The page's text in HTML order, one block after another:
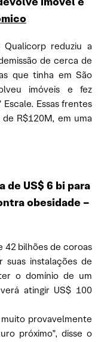
reduziu a
de cerca de
que tinha em São
imóveis e fez
Essas frentes
R$120M, em uma
de US$ 6 bi para
obesidade –
42 bilhões de coroas
suas instalações de
o domínio de um
atingir US$ 100
provavelmente
próximo”, disse o